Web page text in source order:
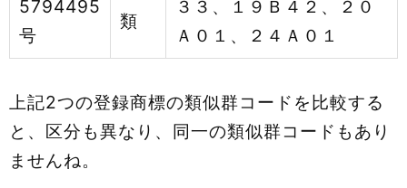
5794495
号
類
３３、１９Ｂ４２、２０
Ａ０１、２４Ａ０１
上記2つの登録商標の類似群コードを比較する
と、区分も異なり、同一の類似群コードもあり
ませんね。